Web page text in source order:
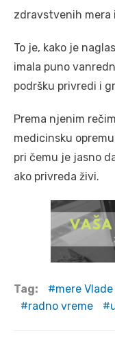
zdravstvenih mera
To je, kako je
imala puno
podršku privredi i
Prema njenim
medicinsku
pri čemu je jasno
ako privreda živi.
Tag: mere
radno vreme